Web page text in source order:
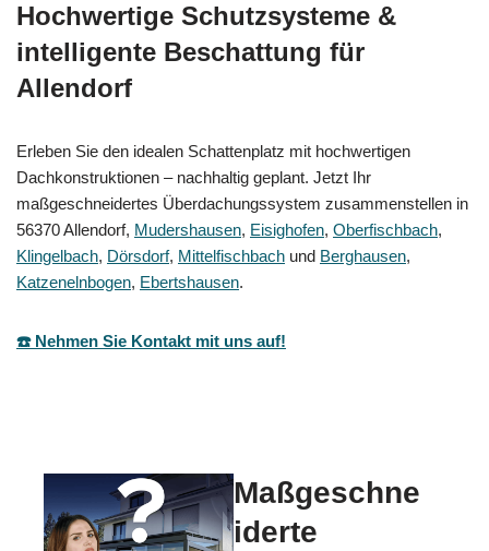
Hochwertige Schutzsysteme &
intelligente Beschattung für
Allendorf
Erleben Sie den idealen Schattenplatz mit hochwertigen
Dachkonstruktionen – nachhaltig geplant. Jetzt Ihr
maßgeschneidertes Überdachungssystem zusammenstellen in
56370 Allendorf, Mudershausen, Eisighofen, Oberfischbach,
Klingelbach, Dörsdorf, Mittelfischbach und Berghausen,
Katzenelnbogen, Ebertshausen.
☎️ Nehmen Sie Kontakt mit uns auf!
Maßgeschne
iderte